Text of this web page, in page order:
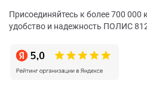
Присоединяйтесь к более 700 000
удобство и надежность ПОЛИС